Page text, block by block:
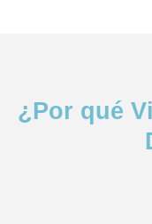
¿Por qué